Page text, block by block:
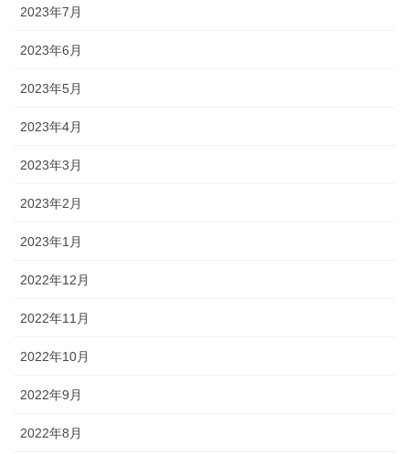
2023年7月
2023年6月
2023年5月
2023年4月
2023年3月
2023年2月
2023年1月
2022年12月
2022年11月
2022年10月
2022年9月
2022年8月